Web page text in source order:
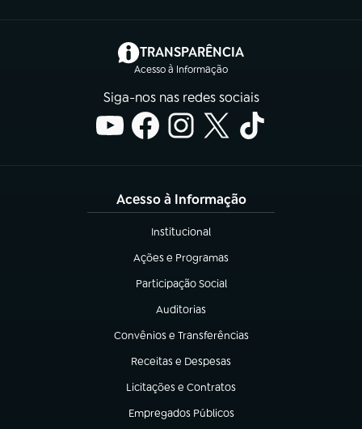
TRANSPARÊNCIA
Acesso à Informação
(abre em nova aba)
Siga-nos nas redes sociais
Acesso à Informação
Institucional
(abre em nova aba)
Ações e Programas
(abre em nova aba)
Participação Social
(abre em nova aba)
Auditorias
(abre em nova aba)
Convênios e Transferências
(abre em nova aba)
Receitas e Despesas
(abre em nova aba)
Licitações e Contratos
(abre em nova aba)
Empregados Públicos
(abre em nova aba)